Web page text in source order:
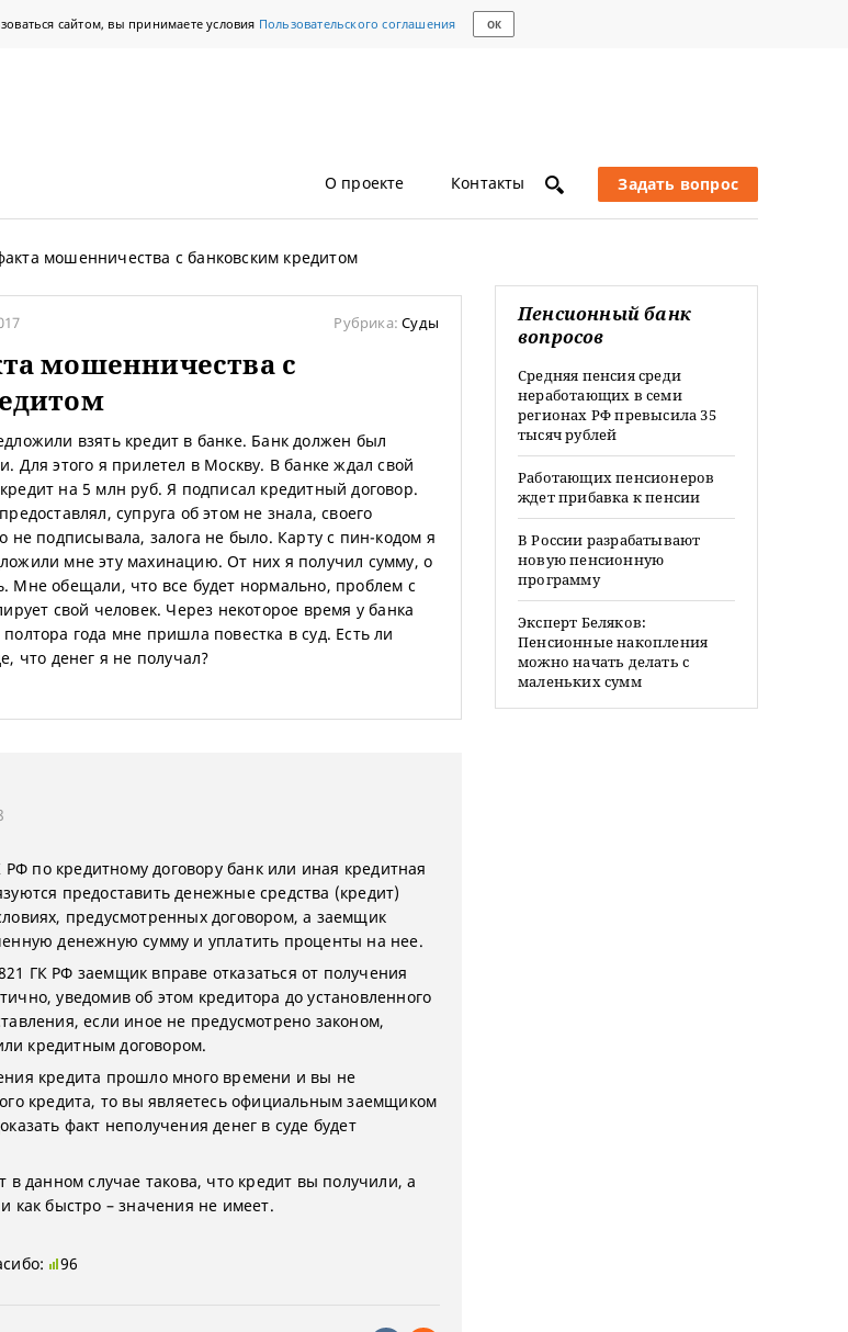
сайтом, вы принимаете условия Пользовательского соглашения ОК
О проекте Контакты Задать вопрос
мошенничества с банковским кредитом
Рубрика:Суды
мошенничества с
взять кредит в банке. Банк должен был
Для этого я прилетел в Москву. В банке ждал свой
на 5 млн руб. Я подписал кредитный договор.
супруга об этом не знала, своего
не подписывала, залога не было. Карту с пин-кодом я
мне эту махинацию. От них я получил сумму, о
Мне обещали, что все будет нормально, проблем с
свой человек. Через некоторое время у банка
года мне пришла повестка в суд. Есть ли
что денег я не получал?
РФ по кредитному договору банк или иная кредитная
предоставить денежные средства (кредит)
предусмотренных договором, а заемщик
денежную сумму и уплатить проценты на нее.
ГК РФ заемщик вправе отказаться от получения
уведомив об этом кредитора до установленного
если иное не предусмотрено законом,
кредитным договором.
кредита прошло много времени и вы не
кредита, то вы являетесь официальным заемщиком
факт неполучения денег в суде будет
в данном случае такова, что кредит вы получили, а
как быстро – значения не имеет.
96
Пенсионный банк
вопросов
Средняя пенсия среди
неработающих в семи
регионах РФ превысила 35
тысяч рублей
Работающих пенсионеров
ждет прибавка к пенсии
В России разрабатывают
новую пенсионную
программу
Эксперт Беляков:
Пенсионные накопления
можно начать делать с
маленьких сумм